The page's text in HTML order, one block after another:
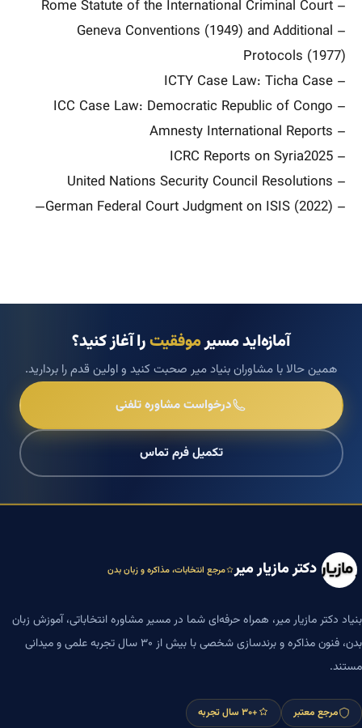
– Rome Statute of the International Criminal Court
– Geneva Conventions (1949) and Additional
Protocols (1977)
– ICTY Case Law: Ticha Case
– ICC Case Law: Democratic Republic of Congo
– Amnesty International Reports
– ICRC Reports on Syria2025
– United Nations Security Council Resolutions
– German Federal Court Judgment on ISIS (2022)—
آمازه‌اید مسیرموفقیترا آغاز کنید؟
همین حالا با مشاوران بنیاد میر صحبت کنید و اولین قدم را بردارید.
درخواست مشاوره تلفنی
تکمیل فرم تماس
دکتر مازیار میر مرجع انتخابات، مذاکره و زبان بدن
بنیاد دکتر مازیار میر، همراه حرفه‌ای شما در مسیر مشاوره انتخاباتی، آموزش زبان
بدن، فنون مذاکره و برندسازی شخصی با بیش از ۳۰ سال تجربه علمی و میدانی
مستند.
مرجع معتبر +۳۰ سال تجربه